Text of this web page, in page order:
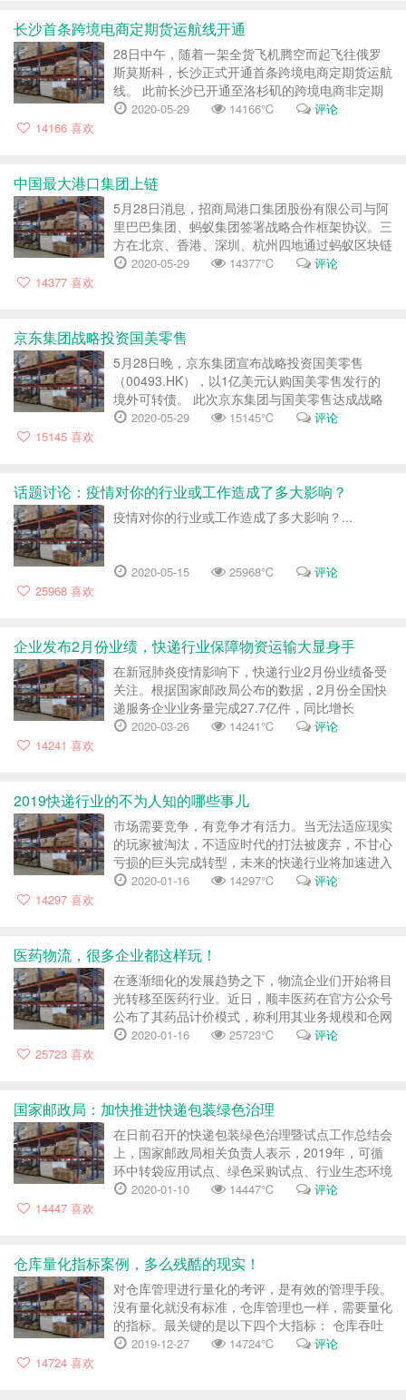
长沙首条跨境电商定期货运航线开通
28日中午，随着一架全货飞机腾空而起飞往俄罗
斯莫斯科，长沙正式开通首条跨境电商定期货运航
线。 此前长沙已开通至洛杉矶的跨境电商非定期
货运专线。这一定期货运航线由菜鸟网络开通运
2020-05-29 14166℃
评论
14166 喜欢
中国最大港口集团上链
5月28日消息，招商局港口集团股份有限公司与阿
里巴巴集团、蚂蚁集团签署战略合作框架协议。三
方在北京、香港、深圳、杭州四地通过蚂蚁区块链
首创的智能合同完成了一次链上签约，虽然全程无
2020-05-29 14377℃
评论
14377 喜欢
京东集团战略投资国美零售
5月28日晚，京东集团宣布战略投资国美零售
（00493.HK），以1亿美元认购国美零售发行的
境外可转债。 此次京东集团与国美零售达成战略
合作，是继国美官方旗舰店正式入驻京东平台之
2020-05-29 15145℃
评论
15145 喜欢
话题讨论：疫情对你的行业或工作造成了多大影响？
疫情对你的行业或工作造成了多大影响？...
2020-05-15 25968℃
评论
25968 喜欢
企业发布2月份业绩，快递行业保障物资运输大显身手
在新冠肺炎疫情影响下，快递行业2月份业绩备受
关注。根据国家邮政局公布的数据，2月份全国快
递服务企业业务量完成27.7亿件，同比增长
0.2%，业务收入完成364.4亿元，同比增长
2020-03-26 14241℃
评论
14241 喜欢
2019快递行业的不为人知的哪些事儿
市场需要竞争，有竞争才有活力。当无法适应现实
的玩家被淘汰，不适应时代的打法被废弃，不甘心
亏损的巨头完成转型，未来的快递行业将加速进入
高质量发展阶段。 1996年9月1日，26岁的崔维星
2020-01-16 14297℃
评论
14297 喜欢
医药物流，很多企业都这样玩！
在逐渐细化的发展趋势之下，物流企业们开始将目
光转移至医药行业。近日，顺丰医药在官方公众号
公布了其药品计价模式，称利用其业务规模和仓网
资源优势，可帮助药企降低物流成本。在此之前，
2020-01-16 25723℃
评论
25723 喜欢
国家邮政局：加快推进快递包装绿色治理
在日前召开的快递包装绿色治理暨试点工作总结会
上，国家邮政局相关负责人表示，2019年，可循
环中转袋应用试点、绿色采购试点、行业生态环境
保护城市综合试点均取得了较好成效。 2019年以
2020-01-10 14447℃
评论
14447 喜欢
仓库量化指标案例，多么残酷的现实！
对仓库管理进行量化的考评，是有效的管理手段。
没有量化就没有标准，仓库管理也一样，需要量化
的指标。最关键的是以下四个大指标： 仓库吞吐
量 即仓储的吞吐数量。 月均库存量 每个月的库存
2019-12-27 14724℃
评论
14724 喜欢